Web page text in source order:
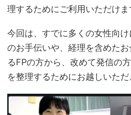
理するためにご利用いただけま
今回は、すでに多くの女性向
のお手伝いや、経理を含めた
るFPの方から、改めて発信の
を整理するためにお越しいただ